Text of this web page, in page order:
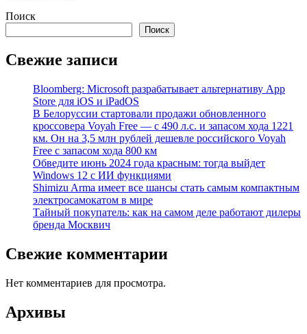
Поиск
Поиск
Свежие записи
Bloomberg: Microsoft разрабатывает альтернативу App
Store для iOS и iPadOS
В Белоруссии стартовали продажи обновленного
кроссовера Voyah Free — с 490 л.с. и запасом хода 1221
км. Он на 3,5 млн рублей дешевле российского Voyah
Free с запасом хода 800 км
Обведите июнь 2024 года красным: тогда выйдет
Windows 12 с ИИ функциями
Shimizu Arma имеет все шансы стать самым компактным
электросамокатом в мире
Тайный покупатель: как на самом деле работают дилеры
бренда Москвич
Свежие комментарии
Нет комментариев для просмотра.
Архивы